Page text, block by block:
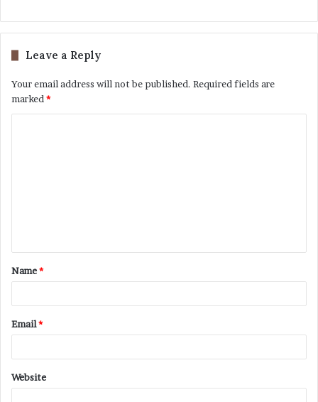
Leave a Reply
Your email address will not be published. Required fields are
marked *
Name*
Email*
Website